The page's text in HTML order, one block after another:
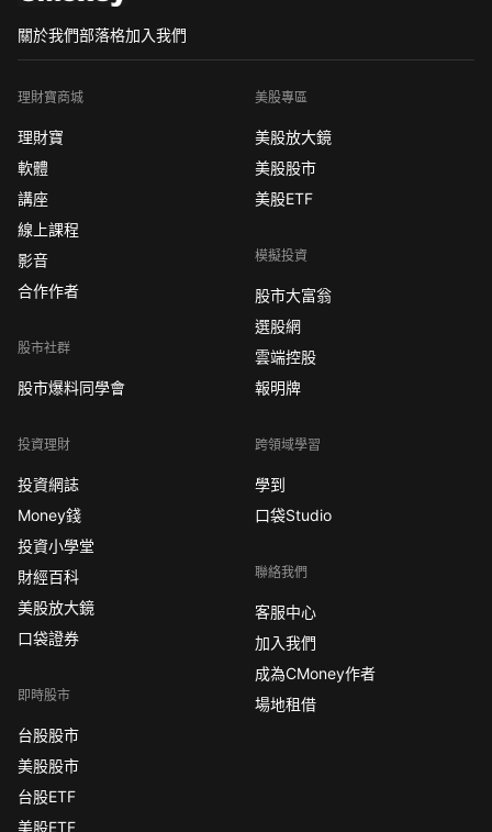
關於我們部落格加入我們
理財寶商城
理財寶
軟體
講座
線上課程
影音
合作作者
股市社群
股市爆料同學會
投資理財
投資網誌
Money錢
投資小學堂
財經百科
美股放大鏡
口袋證券
即時股市
台股股市
美股股市
台股ETF
美股ETF
美股專區
美股放大鏡
美股股市
美股ETF
模擬投資
股市大富翁
選股網
雲端控股
報明牌
跨領域學習
學到
口袋Studio
聯絡我們
客服中心
加入我們
成為CMoney作者
場地租借